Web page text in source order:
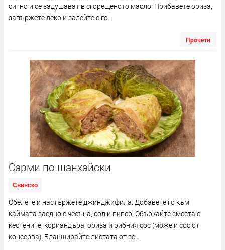
ситно и се задушават в сгорещеното масло. Прибавете ориза,
запържете леко и залейте с го...
Прочети
Сарми по шанхайски
Свинско
Обелете и настържете джинджифила. Добавете го към
каймата заедно с чесъна, сол и пипер. Объркайте сместа с
кестените, кориандъра, ориза и рибния сос (може и сос от
консерва). Бланширайте листата от зе...